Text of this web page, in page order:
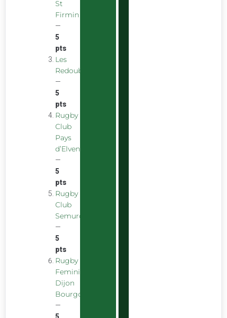
St
Firmin
—
5
pts
Les
Redoubstables
—
5
pts
Rugby
Club
Pays
d’Elven
—
5
pts
Rugby
Club
Semurois
—
5
pts
Rugby
Feminin
Dijon
Bourgogne
—